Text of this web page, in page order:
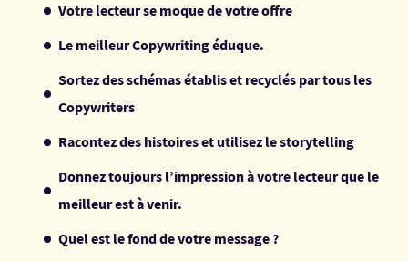
Votre lecteur se moque de votre offre
Le meilleur Copywriting éduque.
Sortez des schémas établis et recyclés par tous les
Copywriters
Racontez des histoires et utilisez le storytelling
Donnez toujours l’impression à votre lecteur que le
meilleur est à venir.
Quel est le fond de votre message ?